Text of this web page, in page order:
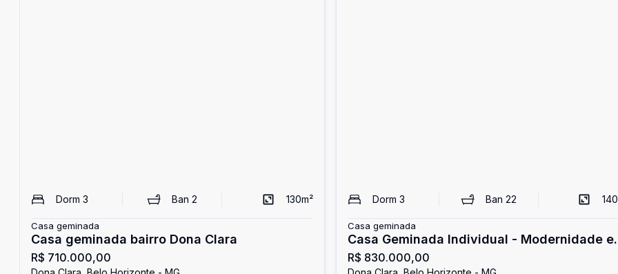
Dorm 3 Ban2 130m²
Casa geminada
Casa geminada bairro Dona Clara
R$ 710.000,00
Dorm 3 Ban 22 140
Casa geminada
Casa Geminada Individual - Modernidade e
Confor
R$ 830.000,00